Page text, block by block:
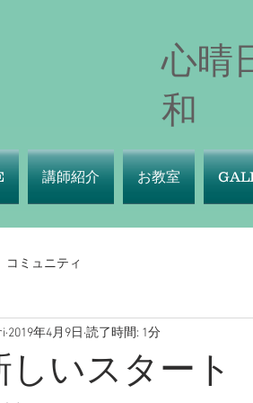
心晴
和
講師紹介 お教室
コミュニティ
いスタート
2019年4月9日 読了時間: 1分